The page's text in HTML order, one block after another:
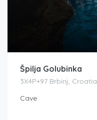
Špilja Golubinka
3X4P+97 Brbinj, Croatia
Cave